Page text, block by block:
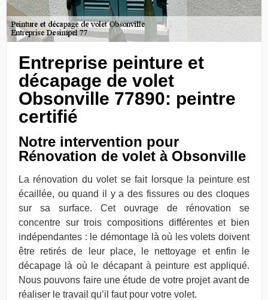
Entreprise peinture et
décapage de volet
Obsonville 77890: peintre
certifié
Notre intervention pour
Rénovation de volet à Obsonville
La rénovation du volet se fait lorsque la peinture est
écaillée, ou quand il y a des fissures ou des cloques
sur sa surface. Cet ouvrage de rénovation se
concentre sur trois compositions différentes et bien
indépendantes : le démontage là où les volets doivent
être retirés de leur place, le nettoyage et enfin le
décapage là où le décapant à peinture est appliqué.
Nous pouvons faire une étude de votre projet avant de
réaliser le travail qu’il faut pour votre volet.